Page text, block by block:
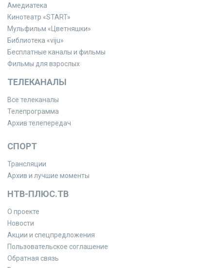
Амедиатека
Кинотеатр «START»
Мульфильм «Цветняшки»
Библиотека «viju»
Бесплатные каналы и фильмы
Фильмы для взрослых
ТЕЛЕКАНАЛЫ
Все телеканалы
Телепрограмма
Архив телепередач
СПОРТ
Трансляции
Архив и лучшие моменты
НТВ-ПЛЮС.ТВ
О проекте
Новости
Акции и спецпредложения
Пользовательское соглашение
Обратная связь